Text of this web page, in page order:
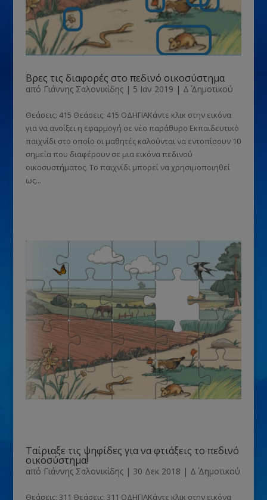
Βρες τις διαφορές στο πεδινό οικοσύστημα
από Γιάννης Σαλονικίδης| 5 Ιαν 2019 | Δ΄ Δημοτικού
Θεάσεις: 415 Θεάσεις: 415 ΟΔΗΓΙΑΚάντε κλικ στην εικόνα
για να ανοίξει η εφαρμογή σε νέο παράθυρο Εκπαιδευτικό
παιχνίδι στο οποίο οι μαθητές καλούνται να εντοπίσουν 10
σημεία που διαφέρουν σε μια εικόνα πεδινού
οικοσυστήματος. Το παιχνίδι μπορεί να χρησιμοποιηθεί
ως...
Ταίριαξε τις ψηφίδες για να φτιάξεις το πεδινό
οικοσύστημα!
από Γιάννης Σαλονικίδης| 30 Δεκ 2018 | Δ΄ Δημοτικού
Θεάσεις: 311 Θεάσεις: 311 ΟΔΗΓΙΑΚάντε κλικ στην εικόνα